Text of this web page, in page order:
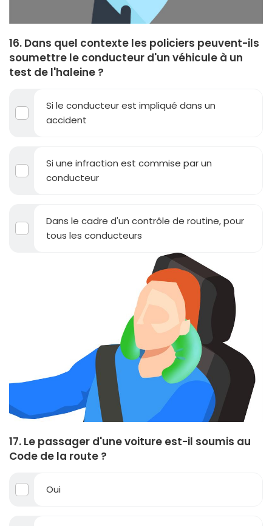
16. Dans quel contexte les policiers peuvent-ils
soumettre le conducteur d'un véhicule à un
test de l'haleine ?
Si le conducteur est impliqué dans un
accident
Si une infraction est commise par un
conducteur
Dans le cadre d'un contrôle de routine, pour
tous les conducteurs
17. Le passager d'une voiture est-il soumis au
Code de la route ?
Oui